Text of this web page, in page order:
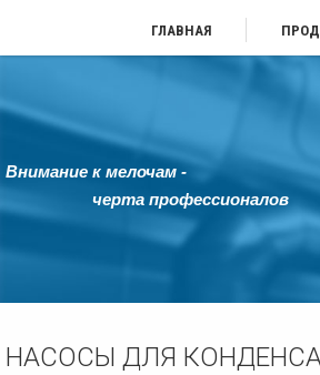
ГЛАВНАЯ
Внимание к мелочам -
черта профессионалов
НАСОСЫ ДЛЯ